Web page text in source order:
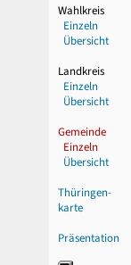
Wahlkreis
Einzeln
Übersicht
Landkreis
Einzeln
Übersicht
Gemeinde
Einzeln
Übersicht
Thüringen-
karte
Präsentation